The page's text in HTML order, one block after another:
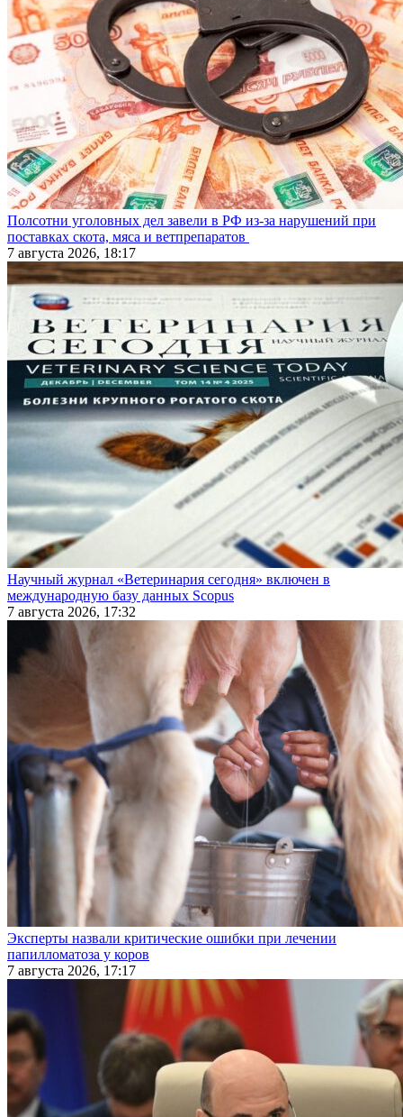
Полсотни уголовных дел завели в РФ из-за нарушений при
поставках скота, мяса и ветпрепаратов
7 августа 2026, 18:17
Научный журнал «Ветеринария сегодня» включен в
международную базу данных Scopus
7 августа 2026, 17:32
Эксперты назвали критические ошибки при лечении
папилломатоза у коров
7 августа 2026, 17:17